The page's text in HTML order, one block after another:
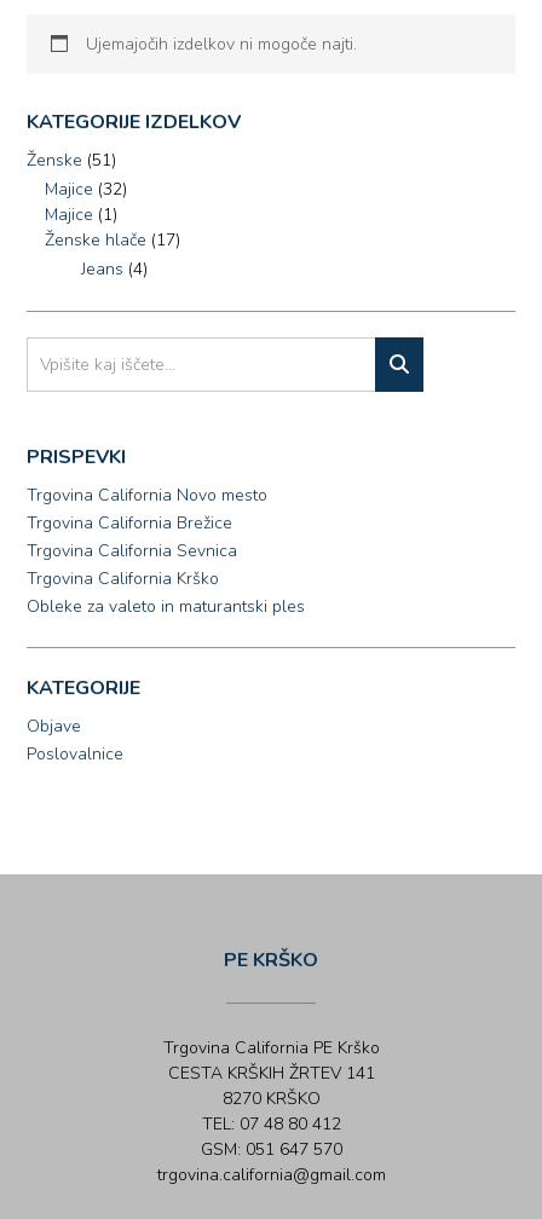
Ujemajočih izdelkov ni mogoče najti.
KATEGORIJE IZDELKOV
Ženske (51)
Majice (32)
Majice (1)
Ženske hlače (17)
Jeans (4)
PRISPEVKI
Trgovina California Novo mesto
Trgovina California Brežice
Trgovina California Sevnica
Trgovina California Krško
Obleke za valeto in maturantski ples
KATEGORIJE
Objave
Poslovalnice
PE KRŠKO
Trgovina California PE Krško
CESTA KRŠKIH ŽRTEV 141
8270 KRŠKO
TEL: 07 48 80 412
GSM: 051 647 570
trgovina.california@gmail.com